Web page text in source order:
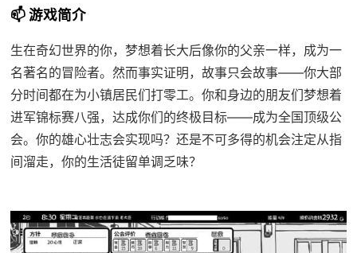
📫 游戏简介
生在奇幻世界的你，梦想着长大后像你的父亲一样，成为一
名著名的冒险者。然而事实证明，故事只会故事——你大部
分时间都在为小镇居民们打零工。你和身边的朋友们梦想着
进军锦标赛八强，达成你们的终极目标——成为全国顶级公
会。你的雄心壮志会实现吗？还是不可多得的机会注定从指
间溜走，你的生活徒留单调乏味？